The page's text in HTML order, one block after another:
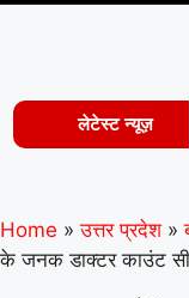
लेटेस्ट न्यूज़
Home » उत्तर प्रदेश »
के जनक डाक्टर काउंट